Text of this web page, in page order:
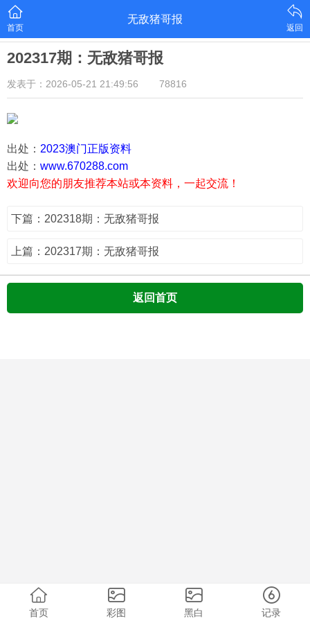
首页
无敌猪哥报
返回
202317期：无敌猪哥报
发表于：2026-05-21 21:49:56 78816
出处： 2023澳门正版资料
出处： www.670288.com
欢迎向您的朋友推荐本站或本资料，一起交流！
下篇：202318期：无敌猪哥报
上篇：202317期：无敌猪哥报
返回首页
首页 彩图 黑白 记录